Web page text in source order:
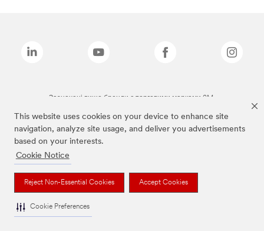
This website uses cookies on your device to enhance site
navigation, analyze site usage, and deliver you advertisements
based on your interests.
Cookie Notice
Reject Non-Essential Cookies Accept Cookies
Cookie Preferences
Зазначені вище бренди є торговими марками 3M.